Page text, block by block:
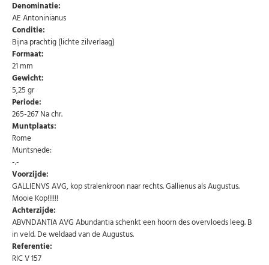
Schrijf u in voor onze gratis nieuwsbrief en ontvang
wekelijks een overzicht van de nieuwste munten en
Denominatie:
AE Antoninianus
Conditie:
Bijna prachtig (lichte zilverlaag)
Formaat:
21 mm
Gewicht:
5,25 gr
Periode:
265-267 Na chr.
Muntplaats:
Rome
Muntsnede:
-.-
Voorzijde:
GALLIENVS AVG, kop stralenkroon naar rechts. Gallienus als Augustus.
Mooie Kop!!!!!!
Achterzijde:
ABVNDANTIA AVG Abundantia schenkt een hoorn des overvloeds leeg. B
in veld. De weldaad van de Augustus.
Referentie:
RIC V 157